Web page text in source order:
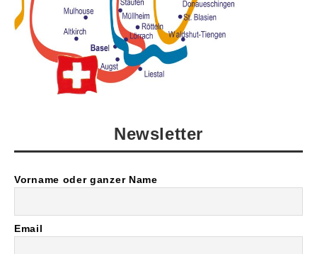
Newsletter
Vorname oder ganzer Name
Email